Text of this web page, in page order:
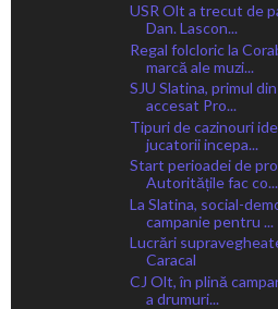
USR Olt a trecut de
Dan. Lascon...
Regal folcloric la
marcă ale muzi...
SJU Slatina, primul
accesat Pro...
Tipuri de cazinouri
jucatorii incepa...
Start perioadei de
Autoritățile fac co...
La Slatina, social-
campanie pentru ...
Lucrări
Caracal
CJ Olt, în plină
a drumuri...